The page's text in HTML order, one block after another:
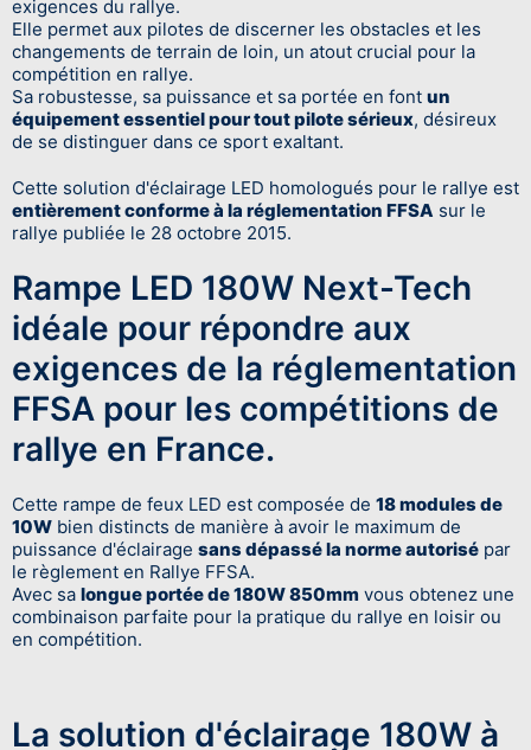
exigences du rallye.
Elle permet aux pilotes de discerner les obstacles et les
changements de terrain de loin, un atout crucial pour la
compétition en rallye.
Sa robustesse, sa puissance et sa portée en font un
équipement essentiel pour tout pilote sérieux, désireux
de se distinguer dans ce sport exaltant.
Cette solution d'éclairage LED homologués pour le rallye est
entièrement conforme à la réglementation FFSA sur le
rallye publiée le 28 octobre 2015.
Rampe LED 180W Next-Tech
idéale pour répondre aux
exigences de la réglementation
FFSA pour les compétitions de
rallye en France.
Cette rampe de feux LED est composée de 18 modules de
10W bien distincts de manière à avoir le maximum de
puissance d'éclairage sans dépassé la norme autorisé par
le règlement en Rallye FFSA.
Avec sa longue portée de 180W 850mm vous obtenez une
combinaison parfaite pour la pratique du rallye en loisir ou
en compétition.
La solution d'éclairage 180W à